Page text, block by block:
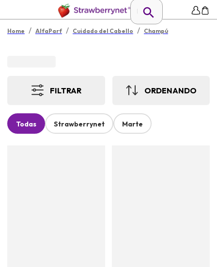
Home / AlfaParf / Cuidado del Cabello / Champú
FILTRAR ORDENANDO
Todas Strawberrynet Marte